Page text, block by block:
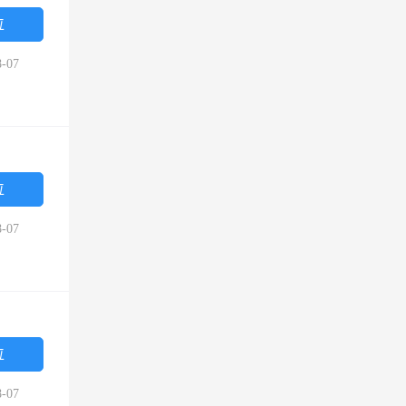
07
07
07